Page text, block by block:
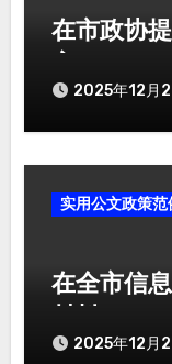
在市政协
2025年12月
实用公文政策范
在全市信
2025年12月